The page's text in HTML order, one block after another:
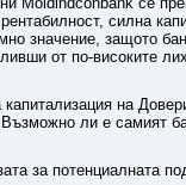
силна
значение, защото
от по-високите
на
ли е самият
за потенциалната